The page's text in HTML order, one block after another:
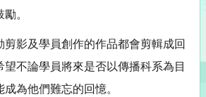
。
剪影及學員創作的作品都會剪輯成回
望不論學員將來是否以傳播科系為目
成為他們難忘的回憶。